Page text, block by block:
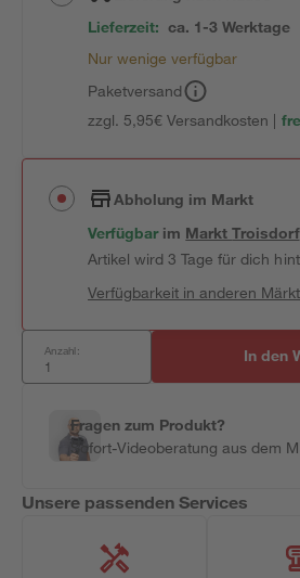
Lieferzeit: ca. 1-3 Werktage
Nur wenige verfügbar
Paketversand
zzgl. 5,95€ Versandkosten |
Abholung im Markt
Verfügbar im MarktTroisdorf
Artikel wird 3 Tage für dich
Verfügbarkeit in anderen
Anzahl: In den
Fragen zum Produkt?
Sofort-Videoberatung aus dem
Unsere passenden Services